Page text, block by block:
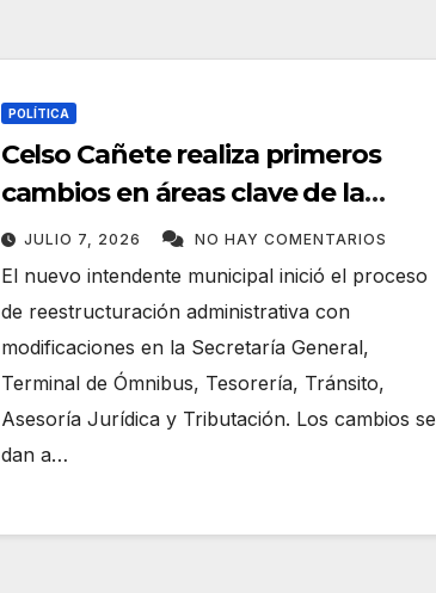
POLÍTICA
Celso Cañete realiza primeros
cambios en áreas clave de la
Municipalidad de Concepción
JULIO 7, 2026 NO HAY COMENTARIOS
El nuevo intendente municipal inició el proceso
de reestructuración administrativa con
modificaciones en la Secretaría General,
Terminal de Ómnibus, Tesorería, Tránsito,
Asesoría Jurídica y Tributación. Los cambios se
dan a…